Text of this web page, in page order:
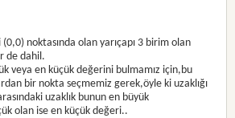
noktasında olan yarıçapı 3 birim olan
de dahil.
veya en küçük değerini bulmamız için,bu
bir nokta seçmemiz gerek,öyle ki uzaklığı
uzaklık bunun en büyük
olan ise en küçük değeri..